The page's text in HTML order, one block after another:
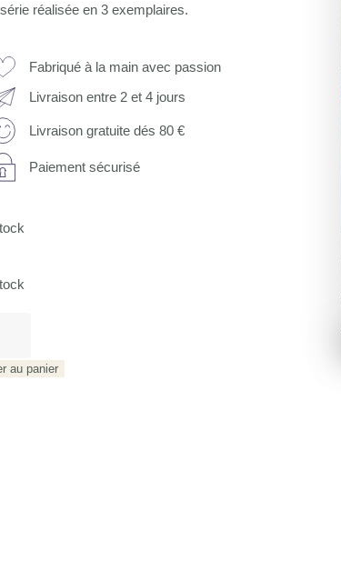
réalisée en 3 exemplaires.
Fabriqué à la main avec passion
Livraison entre 2 et 4 jours
Livraison gratuite dés 80 €
Paiement sécurisé
au panier